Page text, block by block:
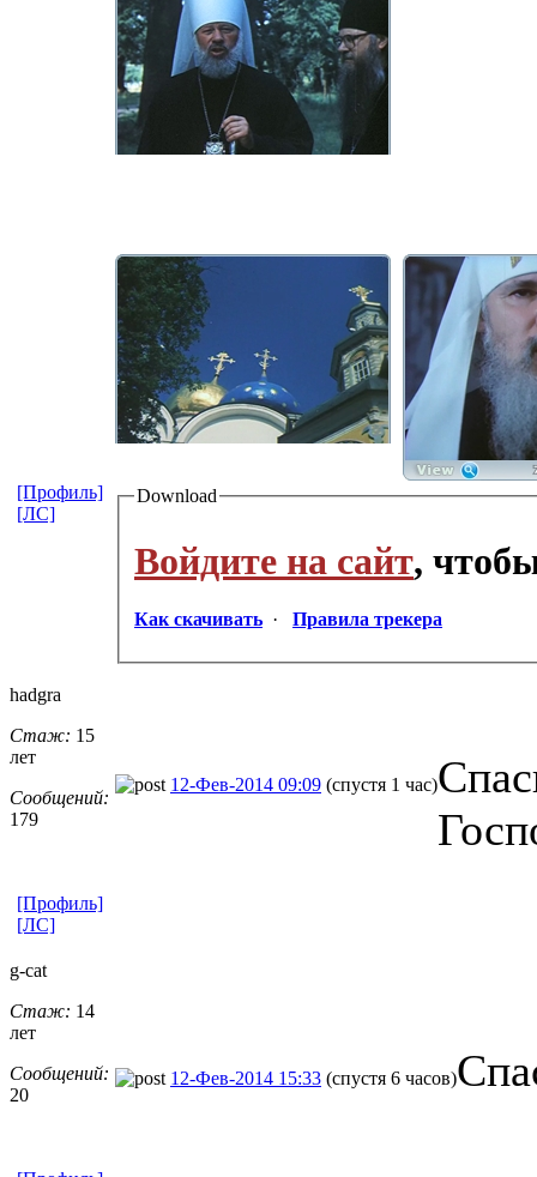
Download
Войдите на сайт,
Как скачивать · Правила трекера
[Профиль]
[ЛС]
hadgra
Стаж: 15
лет
Сообщений:
179
12-Фев-2014 09:09 (спустя 1 час)
[Профиль]
[ЛС]
g-cat
Стаж: 14
лет
Сообщений:
20
12-Фев-2014 15:33 (спустя 6 часов)